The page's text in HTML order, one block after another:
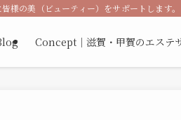
様の美（ビューティー）をサポートします
Concept｜滋賀・甲賀のエス